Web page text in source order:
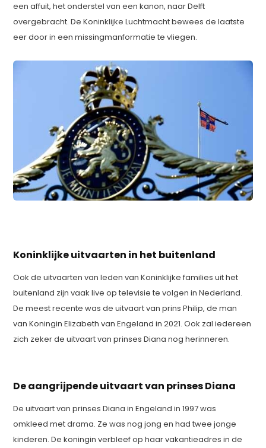
een affuit, het onderstel van een kanon, naar Delft
overgebracht. De Koninklijke Luchtmacht bewees de laatste
eer door in een missingmanformatie te vliegen.
Koninklijke uitvaarten in het buitenland
Ook de uitvaarten van leden van Koninklijke families uit het
buitenland zijn vaak live op televisie te volgen in Nederland.
De meest recente was de uitvaart van prins Philip, de man
van Koningin Elizabeth van Engeland in 2021. Ook zal iedereen
zich zeker de uitvaart van prinses Diana nog herinneren.
De aangrijpende uitvaart van prinses Diana
De uitvaart van prinses Diana in Engeland in 1997 was
omkleed met drama. Ze was nog jong en had twee jonge
kinderen. De koningin verbleef op haar vakantieadres in de